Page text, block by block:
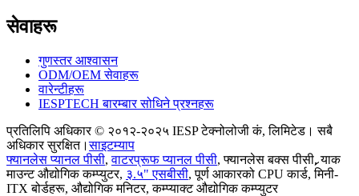
सेवाहरू
गुणस्तर आश्वासन
ODM/OEM सेवाहरू
वारेन्टीहरू
IESPTECH बारम्बार सोधिने प्रश्नहरू
प्रतिलिपि अधिकार © २०१२-२०२५ IESP टेक्नोलोजी कं, लिमिटेड। सबै
अधिकार सुरक्षित।साइटम्याप
फ्यानलेस प्यानल पीसी,वाटरप्रूफ प्यानल पीसी,फ्यानलेस बक्स पीसी,र्‍याक
माउन्ट औद्योगिक कम्प्युटर, ३.५" एसबीसी,पूर्ण आकारको CPU कार्ड,मिनी-
ITX बोर्डहरू, औद्योगिक मनिटर,कम्प्याक्ट औद्योगिक कम्प्युटर